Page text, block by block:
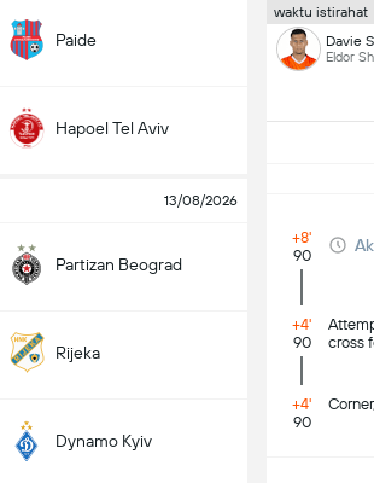
Paide
Hapoel Tel Aviv
13/08/2026
Partizan Beograd
Rijeka
Dynamo Kyiv
waktu istirahat
Davie
Eldor
+8'
90
+4'
90
cross
+4'
90